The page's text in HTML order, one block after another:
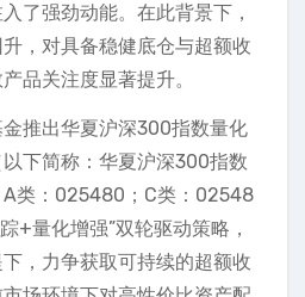
了强劲动能。在此背景下，
，对具备稳健底仓与超额收
品关注度显著提升。
推出华夏沪深300指数量化
下简称：华夏沪深300指数
A类：025480；C类：02548
+量化增强”双轮驱动策略，
，力争获取可持续的超额收